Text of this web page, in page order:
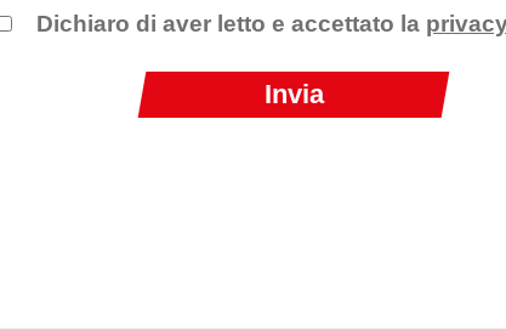
Dichiaro di aver letto e accettato la